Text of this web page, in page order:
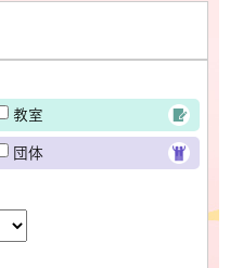
教室
団体